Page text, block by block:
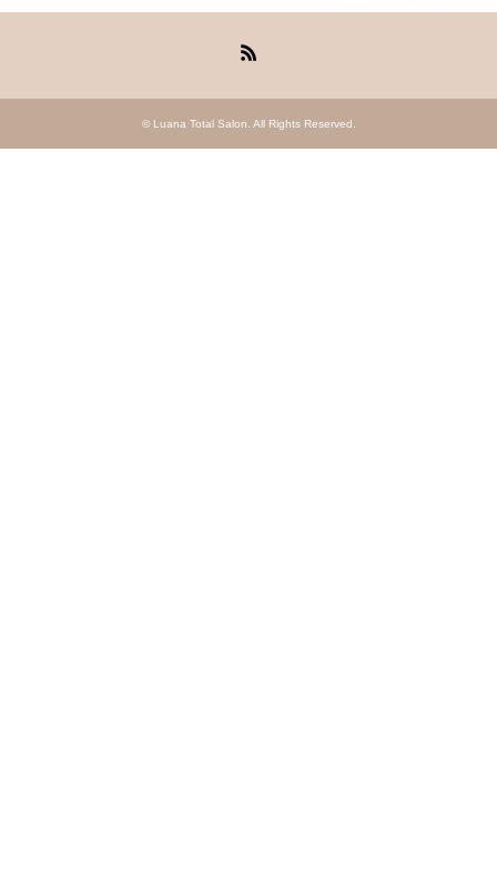
© Luana Total Salon . All Rights Reserved.